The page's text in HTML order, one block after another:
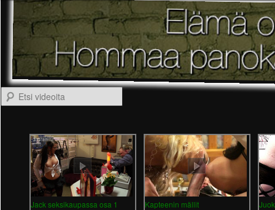
Etsi videoita
Jack seksikaupassa osa 1 Kapteenin mällit